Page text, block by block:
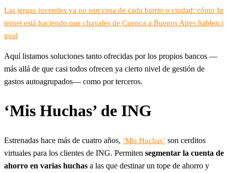
Las jergas juveniles ya no son cosa de cada barrio o ciudad: cómo In
ternet está haciendo que chavales de Cuenca a Buenos Aires hablen i
gual
Aquí listamos soluciones tanto ofrecidas por los propios bancos —
más allá de que casi todos ofrecen ya cierto nivel de gestión de
gastos autoagrupados— como por terceros.
‘Mis Huchas’ de ING
Estrenadas hace más de cuatro años, ‘Mis Huchas’ son cerditos
virtuales para los clientes de ING. Permiten segmentar la cuenta de
ahorro en varias huchas a las que destinar un tope de ahorro y